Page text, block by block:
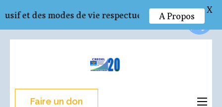
(Pressez
Entrée)Faire un don
modes de vie respectueux de l’environnement et
A Propos X